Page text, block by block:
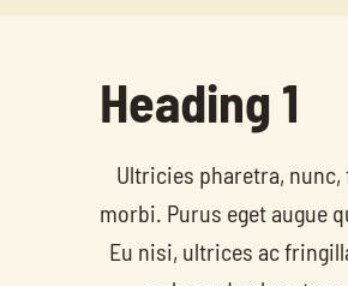
Heading 1
Ultricies pharetra,
morbi. Purus eget augue
Eu nisi, ultrices ac